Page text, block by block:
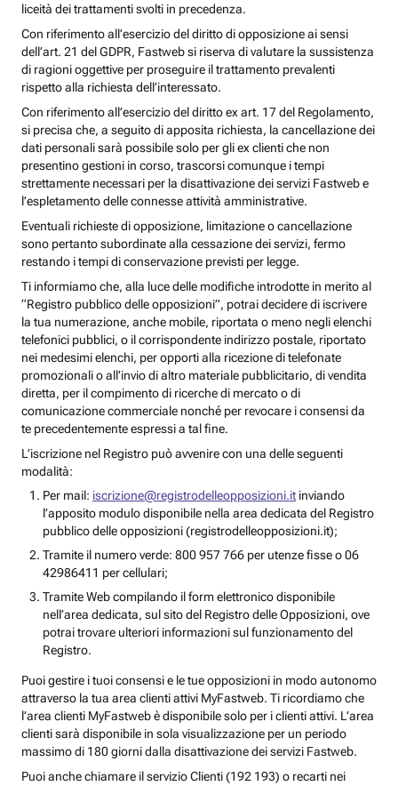
liceità dei trattamenti svolti in precedenza.
Con riferimento all’esercizio del diritto di opposizione ai sensi
dell’art. 21 del GDPR, Fastweb si riserva di valutare la sussistenza
di ragioni oggettive per proseguire il trattamento prevalenti
rispetto alla richiesta dell’interessato.
Con riferimento all’esercizio del diritto ex art. 17 del Regolamento,
si precisa che, a seguito di apposita richiesta, la cancellazione dei
dati personali sarà possibile solo per gli ex clienti che non
presentino gestioni in corso, trascorsi comunque i tempi
strettamente necessari per la disattivazione dei servizi Fastweb e
l’espletamento delle connesse attività amministrative.
Eventuali richieste di opposizione, limitazione o cancellazione
sono pertanto subordinate alla cessazione dei servizi, fermo
restando i tempi di conservazione previsti per legge.
Ti informiamo che, alla luce delle modifiche introdotte in merito al
“Registro pubblico delle opposizioni”, potrai decidere di iscrivere
la tua numerazione, anche mobile, riportata o meno negli elenchi
telefonici pubblici, o il corrispondente indirizzo postale, riportato
nei medesimi elenchi, per opporti alla ricezione di telefonate
promozionali o all’invio di altro materiale pubblicitario, di vendita
diretta, per il compimento di ricerche di mercato o di
comunicazione commerciale nonché per revocare i consensi da
te precedentemente espressi a tal fine.
L’iscrizione nel Registro può avvenire con una delle seguenti
modalità:
Per mail: iscrizione@registrodelleopposizioni.it inviando
l’apposito modulo disponibile nella area dedicata del Registro
pubblico delle opposizioni (registrodelleopposizioni.it);
Tramite il numero verde: 800 957 766 per utenze fisse o 06
42986411 per cellulari;
Tramite Web compilando il form elettronico disponibile
nell’area dedicata, sul sito del Registro delle Opposizioni, ove
potrai trovare ulteriori informazioni sul funzionamento del
Registro.
Puoi gestire i tuoi consensi e le tue opposizioni in modo autonomo
attraverso la tua area clienti attivi MyFastweb. Ti ricordiamo che
l’area clienti MyFastweb è disponibile solo per i clienti attivi. L’area
clienti sarà disponibile in sola visualizzazione per un periodo
massimo di 180 giorni dalla disattivazione dei servizi Fastweb.
Puoi anche chiamare il servizio Clienti (192 193) o recarti nei